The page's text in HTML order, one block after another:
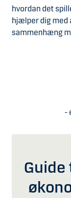
hvordan det
hjælper dig med
sammenhæng
-